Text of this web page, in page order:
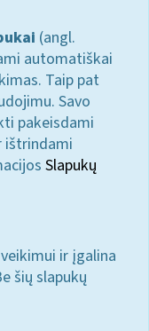
(angl.
automatiškai
Taip pat
Savo
pakeisdami
ištrindami
Slapukų
ir įgalina
šių slapukų